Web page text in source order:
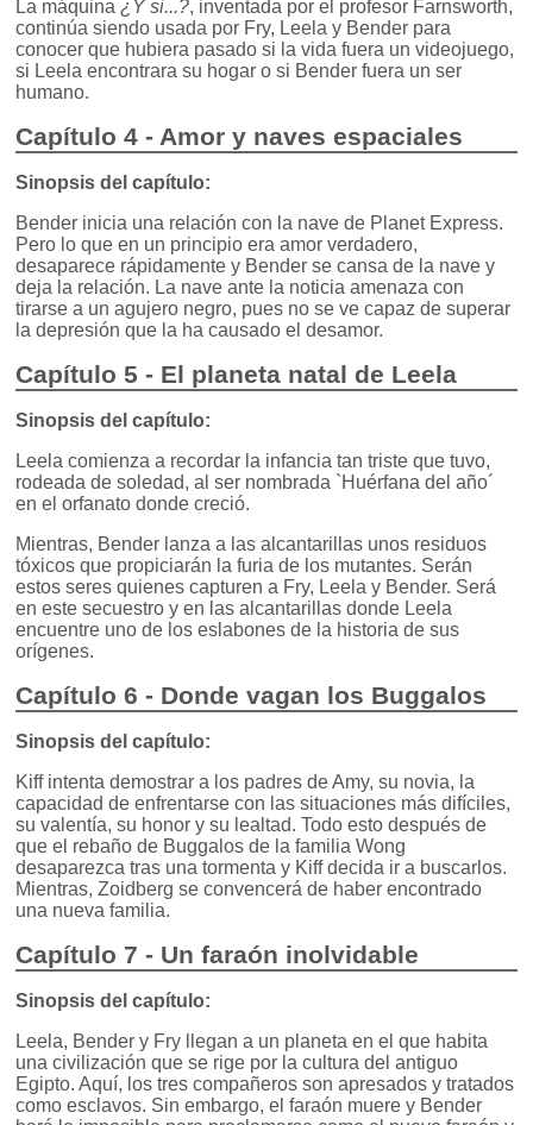
La máquina¿Y si...?, inventada por el profesor Farnsworth,
continúa siendo usada por Fry, Leela y Bender para
conocer que hubiera pasado si la vida fuera un videojuego,
si Leela encontrara su hogar o si Bender fuera un ser
humano.
Capítulo 4 - Amor y naves espaciales
Sinopsis del capítulo:
Bender inicia una relación con la nave de Planet Express.
Pero lo que en un principio era amor verdadero,
desaparece rápidamente y Bender se cansa de la nave y
deja la relación. La nave ante la noticia amenaza con
tirarse a un agujero negro, pues no se ve capaz de superar
la depresión que la ha causado el desamor.
Capítulo 5 - El planeta natal de Leela
Sinopsis del capítulo:
Leela comienza a recordar la infancia tan triste que tuvo,
rodeada de soledad, al ser nombrada `Huérfana del año´
en el orfanato donde creció.
Mientras, Bender lanza a las alcantarillas unos residuos
tóxicos que propiciarán la furia de los mutantes. Serán
estos seres quienes capturen a Fry, Leela y Bender. Será
en este secuestro y en las alcantarillas donde Leela
encuentre uno de los eslabones de la historia de sus
orígenes.
Capítulo 6 - Donde vagan los Buggalos
Sinopsis del capítulo:
Kiff intenta demostrar a los padres de Amy, su novia, la
capacidad de enfrentarse con las situaciones más difíciles,
su valentía, su honor y su lealtad. Todo esto después de
que el rebaño de Buggalos de la familia Wong
desaparezca tras una tormenta y Kiff decida ir a buscarlos.
Mientras, Zoidberg se convencerá de haber encontrado
una nueva familia.
Capítulo 7 - Un faraón inolvidable
Sinopsis del capítulo:
Leela, Bender y Fry llegan a un planeta en el que habita
una civilización que se rige por la cultura del antiguo
Egipto. Aquí, los tres compañeros son apresados y tratados
como esclavos. Sin embargo, el faraón muere y Bender